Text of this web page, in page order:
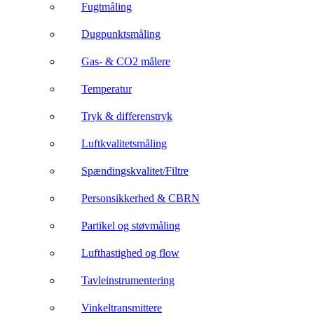
Fugtmåling
Dugpunktsmåling
Gas- & CO2 målere
Temperatur
Tryk & differenstryk
Luftkvalitetsmåling
Spændingskvalitet/Filtre
Personsikkerhed & CBRN
Partikel og støvmåling
Lufthastighed og flow
Tavleinstrumentering
Vinkeltransmittere